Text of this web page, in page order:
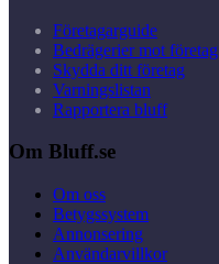
Företagarguide
Bedrägerier mot företag
Skydda ditt företag
Varningslistan
Rapportera bluff
Om Bluff.se
Om oss
Betygssystem
Annonsering
Användarvillkor